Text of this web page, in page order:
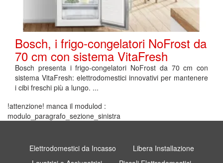
Bosch, i frigo-congelatori NoFrost da
70 cm con sistema VitaFresh
Bosch presenta i frigo-congelatori NoFrost da 70 cm con
sistema VitaFresh: elettrodomestici innovativi per mantenere
i cibi freschi più a lungo. ...
!attenzione! manca il modulod :
modulo_paragrafo_sezione_sinistra
Elettrodomestici da Incasso
Libera Installazione